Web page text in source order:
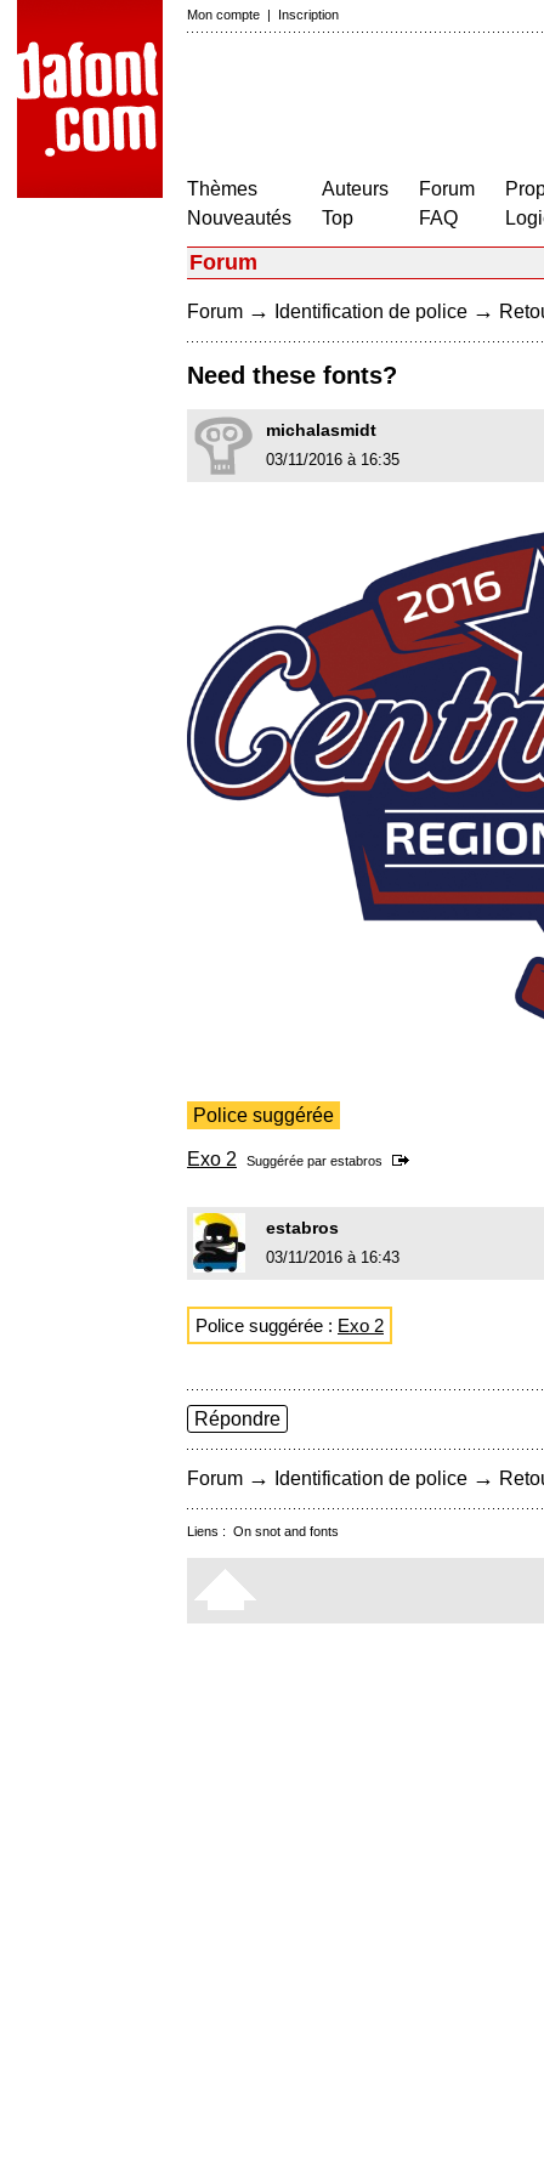
Mon compte | Inscription
Thèmes
Nouveautés
Auteurs
Top
Forum
FAQ
Forum
Forum → Identification de police →
Need these fonts?
michalasmidt
03/11/2016 à 16:35
Police suggérée
Exo 2 Suggérée par estabros
estabros
03/11/2016 à 16:43
Police suggérée : Exo 2
Répondre
Forum → Identification de police →
Liens : On snot and fonts